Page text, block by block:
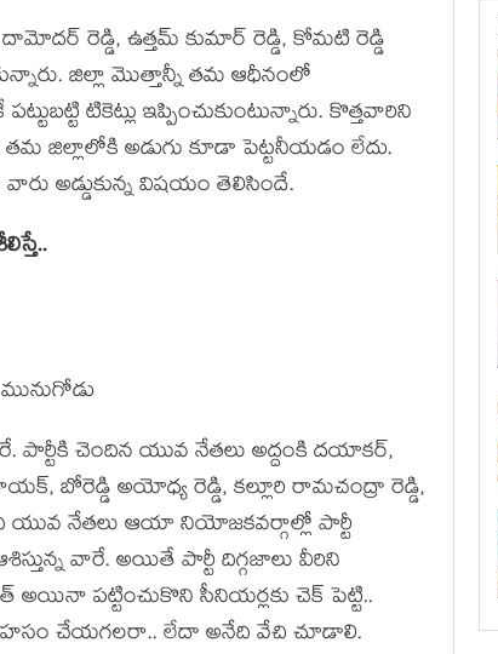
రెడ్డి, ఉత్త‌మ్ కుమార్ రెడ్డి, కోమ‌టి రెడ్డి
జిల్లా మొత్తాన్నీ త‌మ ఆధీనంలో
టికెట్లు ఇప్పించుకుంటున్నారు. కొత్త‌వారిని
జిల్లాలోకి అడుగు కూడా పెట్ట‌నీయ‌డం లేదు.
అడ్డుకున్న విష‌యం తెలిసిందే.
చెందిన యువ నేత‌లు అద్దంకి ద‌యాక‌ర్‌,
బోరెడ్డి అయోధ్య రెడ్డి, క‌ల్లూరి రామ‌చంద్రా రెడ్డి,
యువ‌ నేత‌లు ఆయా నియోజ‌క‌వ‌ర్గాల్లో పార్టీ
వారే. అయితే పార్టీ దిగ్గ‌జాలు వీరిని
అయినా ప‌ట్టించుకొని సీనియ‌ర్ల‌కు చెక్ పెట్టి..
చేయ‌గ‌ల‌రా.. లేదా అనేది వేచి చూడాలి.